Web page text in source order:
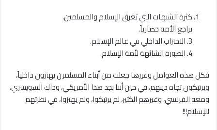
كثرة الشبهات التي تغرق الإسلام والمسلمين.
تراجع الأمة حضارياً.
3. اﻻحتراب الداخلي في عالم الإسلام.
4. الصورة الشائهة لأمة الإسلام.
فكل هذه العوامل وغيرها جعلت من أبناء المسلمين يهتزون داخلياً،
ويرتبكون تجاه دينهم، في حين أننا نجد هذا الأمريكي، وذاك السويسري،
ومعه الفرنسي، وغيرهم الكثير، لم يرتبكوا، ولم يهتزوا، في نظرتهم
للإسلام!!!